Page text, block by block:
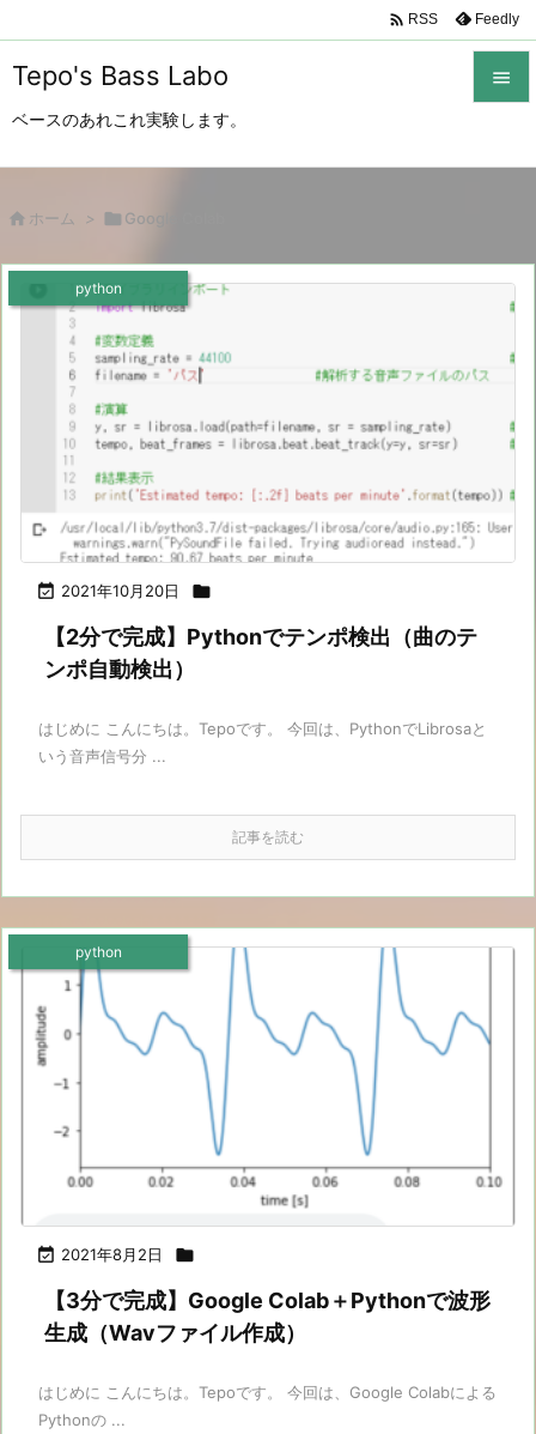
Tepo's Bass Labo
ベースのあれこれ実験します。



 RSS Feedly
 ホーム >  Google Colab
 2021年10月20日 
python
【2分で完成】Pythonでテンポ検出（曲のテ
ンポ自動検出）
はじめに こんにちは。Tepoです。 今回は、PythonでLibrosaと
いう音声信号分 ...
記事を読む
 2021年8月2日 
python
【3分で完成】Google Colab＋Pythonで波形
生成（Wavファイル作成）
はじめに こんにちは。Tepoです。 今回は、Google Colabによる
Pythonの ...